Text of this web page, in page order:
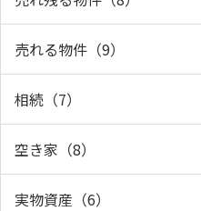
売れる物件（9）
相続（7）
空き家（8）
実物資産（6）